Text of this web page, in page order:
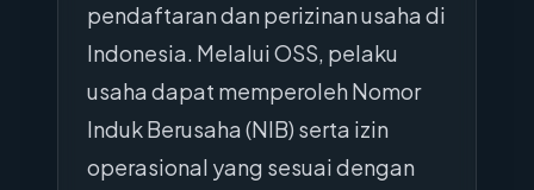
pendaftaran dan perizinan usaha di
Indonesia. Melalui OSS, pelaku
usaha dapat memperoleh Nomor
Induk Berusaha (NIB) serta izin
operasional yang sesuai dengan